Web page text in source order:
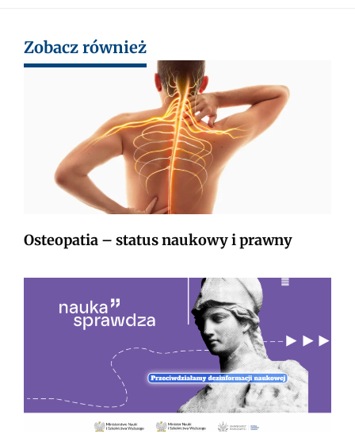
Zobacz również
Osteopatia – status naukowy i prawny